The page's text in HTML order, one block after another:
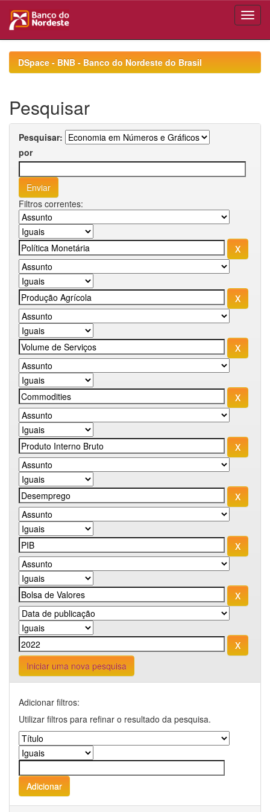
navigationDSpace - BNB - Banco do Nordeste do Brasil
Pesquisar
Pesquisar:
por
Filtros correntes:
Iniciar uma nova pesquisa
Adicionar filtros:
Utilizar filtros para refinar o resultado da pesquisa.